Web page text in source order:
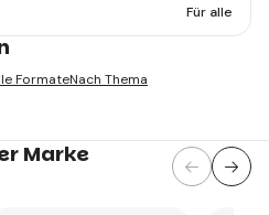
Für alle
FormateNach Thema
Marke